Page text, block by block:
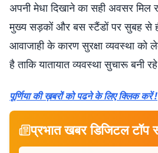
अपनी मेधा दिखाने का सही अवसर मिल
मुख्य सड़कों और बस स्टैंडों पर सुबह से ही
आवाजाही के कारण सुरक्षा व्यवस्था को
है ताकि यातायात व्यवस्था सुचारू बनी
पूर्णिया की ख़बरों को पढने के लिए क्लिक करें !
प्रभात खबर डिजिटल टॉप